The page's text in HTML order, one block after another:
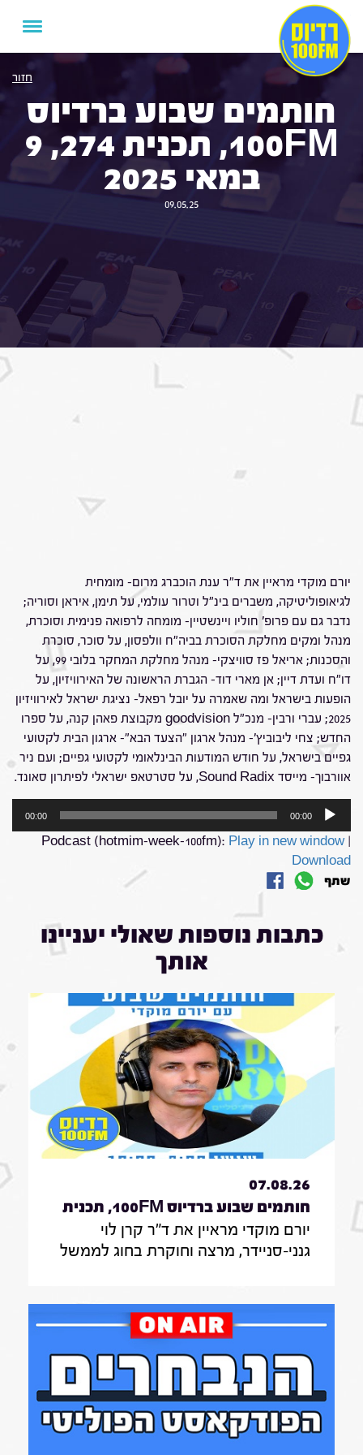
חזור
חותמים שבוע ברדיוס
100FM, תכנית 274, 9
במאי 2025
09.05.25
יורם מוקדי מראיין את ד"ר ענת הוכברג מרום- מומחית
לגיאופוליטיקה, משברים בינ"ל וטרור עולמי, על תימן, איראן וסוריה;
נדבר גם עם פרופ' חוליו ויינשטיין- מומחה לרפואה פנימית וסוכרת,
מנהל ומקים מחלקת הסוכרת בביה"ח וולפסון, על סוכר, סוכרת
והסכנות; אריאל פז סוויצקי- מנהל מחלקת המחקר בלובי 99, על
דו"ח ועדת דיין; אן מארי דוד- הגברת הראשונה של האירוויזיון, על
הופעות בישראל ומה שאמרה על יובל רפאל- נציגת ישראל לאירוויזיון
2025; עברי ורבין- מנכ"ל goodvision מקבוצת פאהן קנה, על ספרו
החדש; צחי ליבוביץ'- מנהל ארגון "הצעד הבא"- ארגון הבית לקטועי
גפיים בישראל, על חודש המודעות הבינלאומי לקטועי גפיים; ועם ניר
אוורבוך- מייסד Sound Radix, על סטרטאפ ישראלי לפיתרון סאונד.
00:00
00:00
Podcast (hotmim-week-100fm): Play in new window|
Download
שתף
כתבות נוספות שאולי יעניינו
אותך
07.08.26
חותמים שבוע ברדיוס 100FM, תכנית
330, 07 באוגוסט 2026
יורם מוקדי מראיין את ד"ר קרן לוי
גנני-סניידר, מרצה וחוקרת בחוג לממשל
אי-הישארותם של אזרחים ללא חשמל
בעת איום בטחוני; לילך סיגן, חוקרת
תקשורת באונ' בר אילן, על מחקר חדש
על הדרך שבה הניו יורק טיימס דיווח על
אבדות בעזה במהלך שנתיים של מלחמה;
נדבר גם עם כרם נבו, סמנכ"לית צמיחה
ברשות החדשנות על המסלול המהיר של